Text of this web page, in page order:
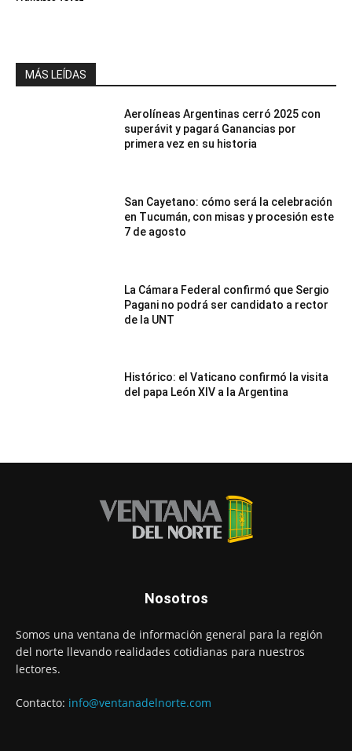
MÁS LEÍDAS
Aerolíneas Argentinas cerró 2025 con
superávit y pagará Ganancias por
primera vez en su historia
San Cayetano: cómo será la celebración
en Tucumán, con misas y procesión este
7 de agosto
La Cámara Federal confirmó que Sergio
Pagani no podrá ser candidato a rector
de la UNT
Histórico: el Vaticano confirmó la visita
del papa León XIV a la Argentina
Nosotros
Somos una ventana de información general para la región
del norte llevando realidades cotidianas para nuestros
lectores.
Contacto: info@ventanadelnorte.com